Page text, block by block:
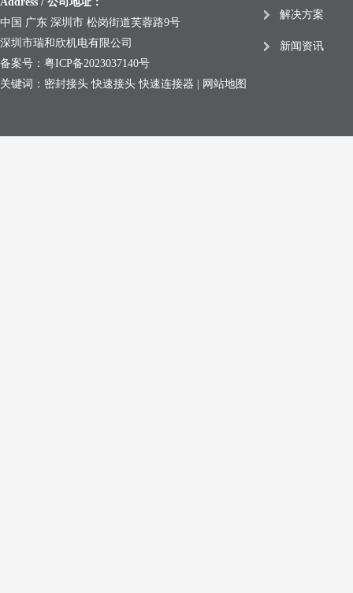
中国 广东 深圳市 松岗街道芙蓉路9号
深圳市瑞和欣机电有限公司
备案号： 粤ICP备2023037140号
关键词：密封接头 快速接头 快速连接器 |
网站地图
解决方案
新闻资讯